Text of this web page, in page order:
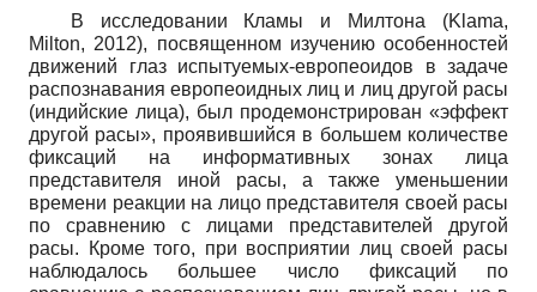
В исследовании Кламы и Милтона (Klama,
Milton,2012), посвященном изучению особенностей
движений глаз испытуемых-европеоидов в задаче
распознавания европеоидных лиц и лиц другой расы
(индийские лица), был продемонстрирован «эффект
другой расы», проявившийся в большем количестве
фиксаций на информативных зонах лица
представителя иной расы, а также уменьшении
времени реакции на лицо представителя своей расы
по сравнению с лицами представителей другой
расы. Кроме того, при восприятии лиц своей расы
наблюдалось большее число фиксаций по